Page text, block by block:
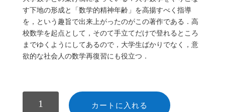
す下地の形成と「数学的精神年齢」を高揚すべく指導
を，という趣旨で出来上がったのがこの著作である．高
校数学を起点として，そのて手立てだけで登れるところ
までゆくようにしてあるので，大学生ばかりでなく，意
欲的な社会人の数学再復習にも役立つ．
カートに入れる